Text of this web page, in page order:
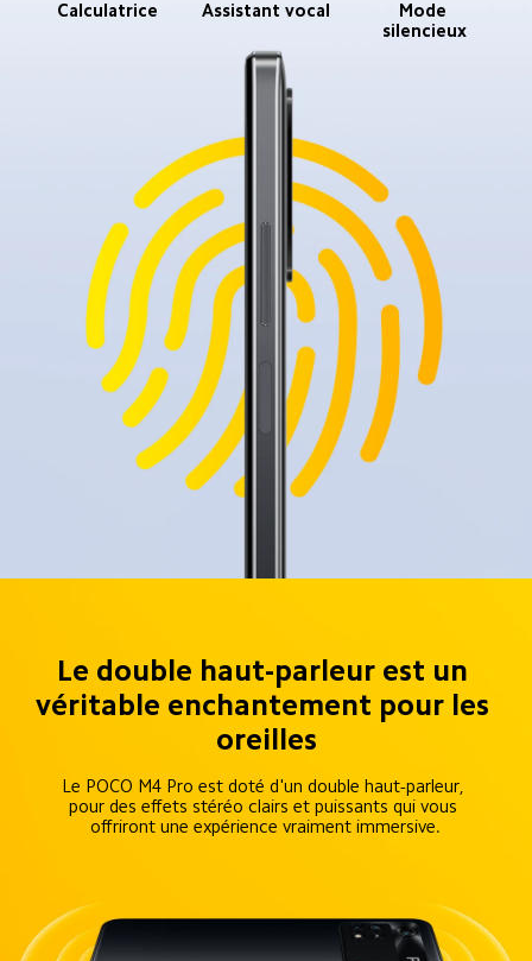
Calculatrice Assistant vocal
Mode
silencieux
Le double haut-parleur est un
véritable enchantement pour les
oreilles
Le POCO M4 Pro est doté d'un double haut-parleur,
pour des effets stéréo clairs et puissants qui vous
offriront une expérience vraiment immersive.